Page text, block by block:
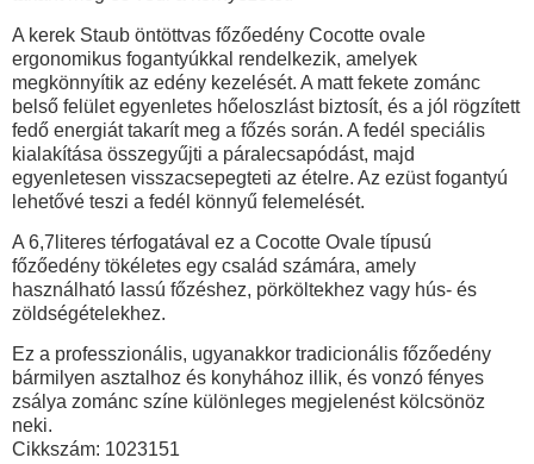
A kerek Staub öntöttvas főzőedény Cocotte ovale
ergonomikus fogantyúkkal rendelkezik, amelyek
megkönnyítik az edény kezelését. A matt fekete zománc
belső felület egyenletes hőeloszlást biztosít, és a jól rögzített
fedő energiát takarít meg a főzés során. A fedél speciális
kialakítása összegyűjti a páralecsapódást, majd
egyenletesen visszacsepegteti az ételre. Az ezüst fogantyú
lehetővé teszi a fedél könnyű felemelését.
A 6,7literes térfogatával ez a Cocotte Ovale típusú
főzőedény tökéletes egy család számára, amely
használható lassú főzéshez, pörköltekhez vagy hús- és
zöldségételekhez.
Ez a professzionális, ugyanakkor tradicionális főzőedény
bármilyen asztalhoz és konyhához illik, és vonzó fényes
zsálya zománc színe különleges megjelenést kölcsönöz
neki.
Cikkszám: 1023151